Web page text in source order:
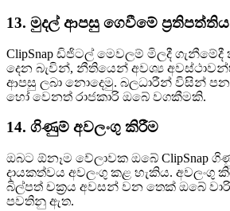
13. මුදල් ආපසු ගෙවීමේ ප්‍රතිපත්තිය
ClipSnap ඩිජිටල් මෙවලම් මිලදී
දෙන බැවින්, නීතියෙන් අවශ්‍ය
ආපසු ලබා නොදෙමු. බලධාරීන් විසින්
හෝ වෙනත් රාජකාරි ඔබේ වගකීමකි.
14. ගිණුම් අවලංගු කිරීම
ඔබට ඕනෑම වේලාවක ඔබේ ClipSnap
දායකත්වය අවලංගු කළ හැකිය.
බිල්පත් චක්‍රය අවසන් වන තෙක් ඔබේ
පවතිනු ඇත.